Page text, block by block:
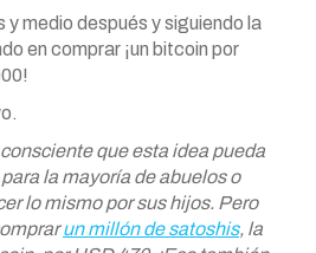
y medio después y siguiendo la
en comprar ¡un bitcoin por
que esta idea pueda
la mayoría de abuelos o
lo mismo por sus hijos. Pero
un millón de satoshis, la